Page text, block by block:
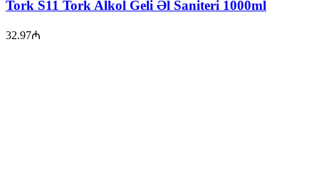
Tork S11 Tork Alkol Geli Əl Saniteri 1000ml
32.97₼